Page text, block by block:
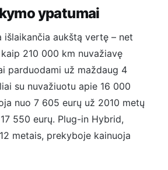
ypatumai
išlaikančia aukštą vertę – net
210 000 km nuvažiavę
parduodami už maždaug 4
su nuvažiuotu apie 16 000
nuo 7 605 eurų už 2010 metų
550 eurų. Plug-in Hybrid,
metais, prekyboje kainuoja